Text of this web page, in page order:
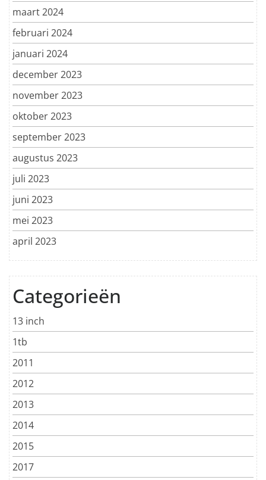
maart 2024
februari 2024
januari 2024
december 2023
november 2023
oktober 2023
september 2023
augustus 2023
juli 2023
juni 2023
mei 2023
april 2023
Categorieën
13 inch
1tb
2011
2012
2013
2014
2015
2017